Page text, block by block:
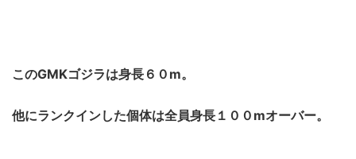
このGMKゴジラは身長６０m。
他にランクインした個体は全員身長１００mオーバー。